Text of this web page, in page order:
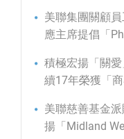
美聯集團關顧
應主席提倡「
積極宏揚「關
續17年榮獲「
美聯慈善基金
揚「Midland